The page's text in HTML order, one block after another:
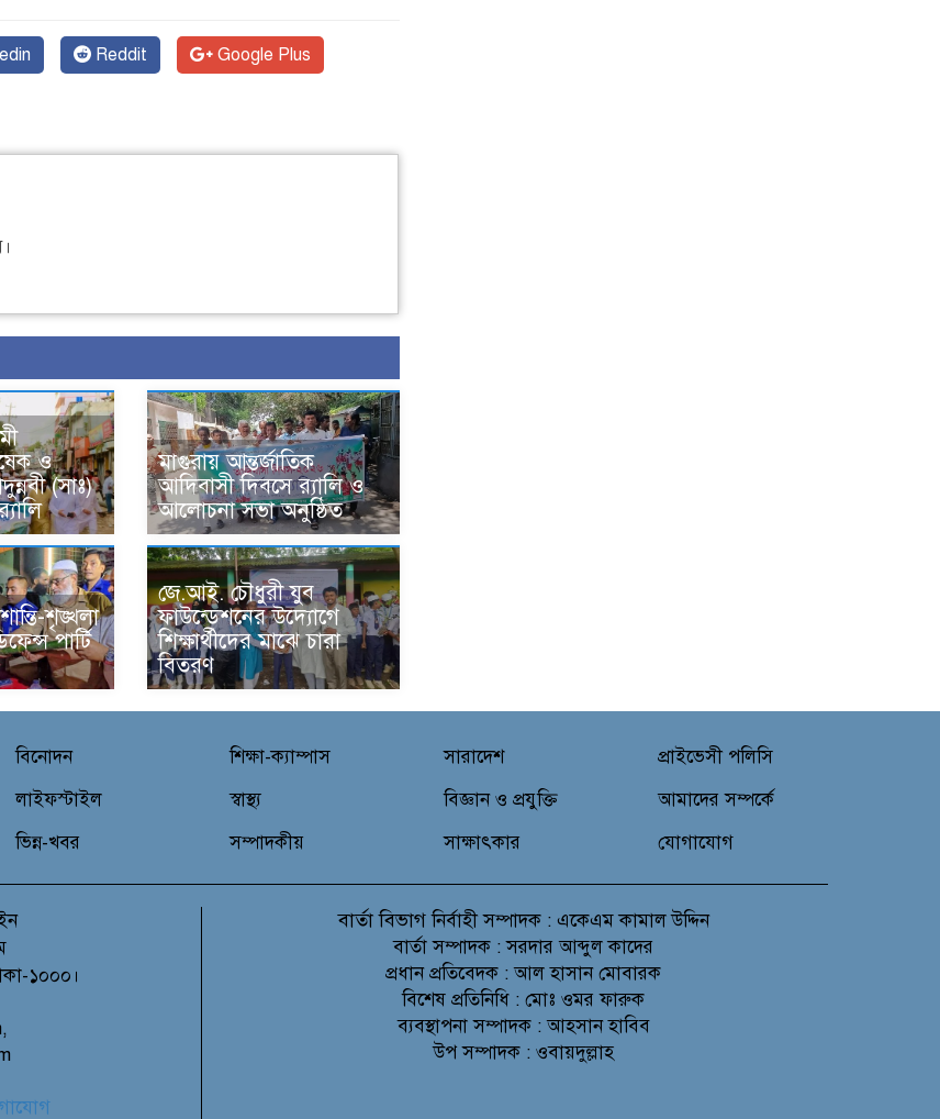
Reddit Google Plus
ও
(সাঃ)
মাগুরায় আন্তর্জাতিক
আদিবাসী দিবসে র‍্যালি ও
আলোচনা সভা অনুষ্ঠিত
শৃঙ্খলা
পার্টি
জে.আই. চৌধুরী যুব
ফাউন্ডেশনের উদ্যোগে
শিক্ষার্থীদের মাঝে চারা
বিতরণ
বিনোদন
লাইফস্টাইল
ভিন্ন-খবর
শিক্ষা-ক্যাম্পাস
স্বাস্থ্য
সম্পাদকীয়
সারাদেশ
বিজ্ঞান ও প্রযুক্তি
সাক্ষাৎকার
প্রাইভেসী পলিসি
আমাদের সম্পর্কে
যোগাযোগ
১০০০।
বার্তা বিভাগনির্বাহী সম্পাদক : একেএম কামাল উদ্দিন
বার্তা সম্পাদক : সরদার আব্দুল কাদের
প্রধান প্রতিবেদক : আল হাসান মোবারক
বিশেষ প্রতিনিধি : মোঃ ওমর ফারুক
ব্যবস্থাপনা সম্পাদক : আহসান হাবিব
উপ সম্পাদক : ওবায়দুল্লাহ